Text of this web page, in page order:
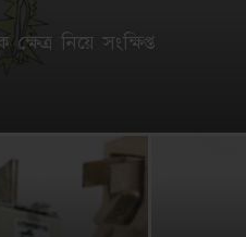
নিয়ে সংক্ষিপ্ত